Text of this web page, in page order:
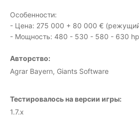
Особенности:
- Цена: 275 000 + 80 000 €
- Мощность: 480 - 530 - 580 - 630 hp
Авторство:
Agrar Bayern, Giants Software
Тестировалось на версии игры:
1.7.x